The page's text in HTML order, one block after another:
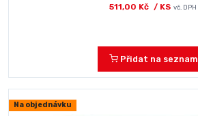
511,00 Kč / KS vč. DPH
Přidat na seznam
Na objednávku